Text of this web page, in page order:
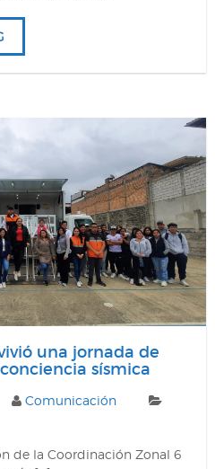
una jornada de
sísmica
Comunicación
de la Coordinación Zonal 6